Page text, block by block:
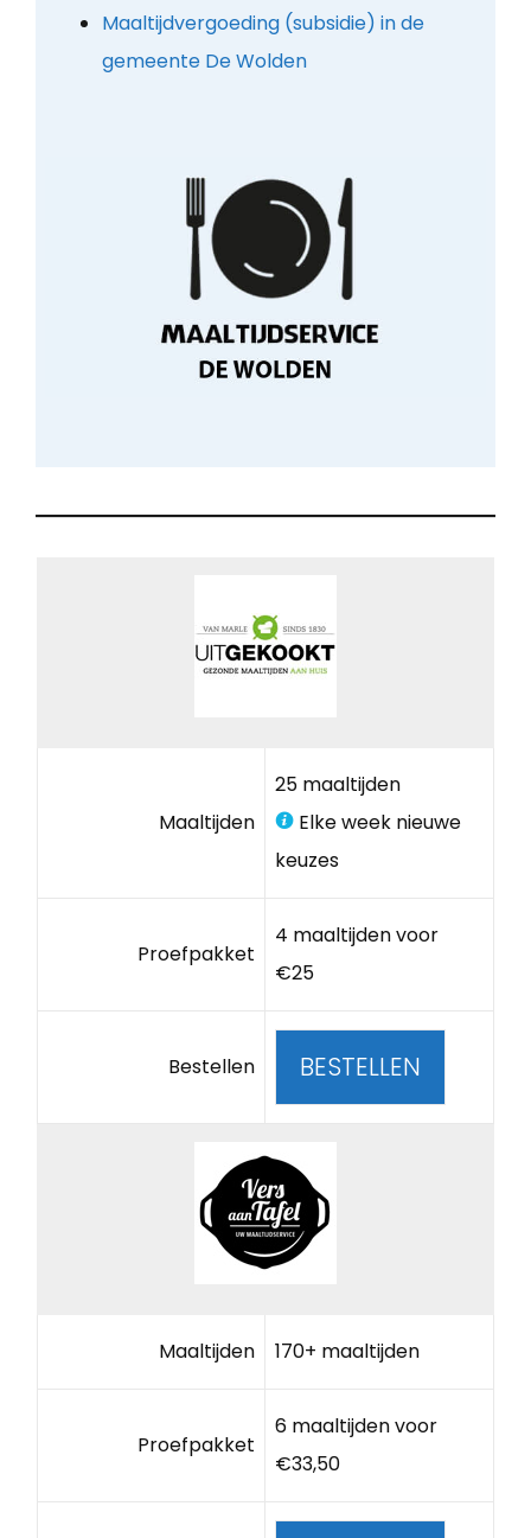
Maaltijdvergoeding (subsidie) in de
gemeente De Wolden
Maaltijden
25 maaltijden
Elke week nieuwe
keuzes
Proefpakket
4 maaltijden voor
€25
Bestellen BESTELLEN
Maaltijden 170+ maaltijden
Proefpakket
6 maaltijden voor
€33,50